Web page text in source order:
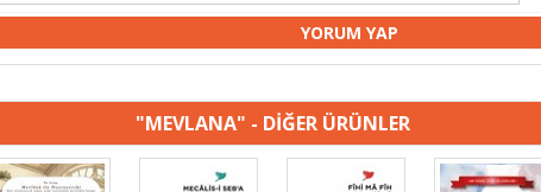
"MEVLANA" - DİĞER ÜRÜNLER